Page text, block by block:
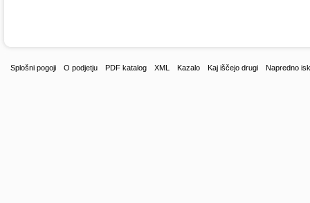
Splošni pogoji O podjetju PDF katalog XML Kazalo Kaj iščejo drugi Napredno